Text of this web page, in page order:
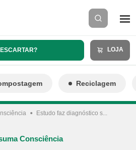
LOJA
Reciclagem
Estudo faz diagnóstico s...
Consciência